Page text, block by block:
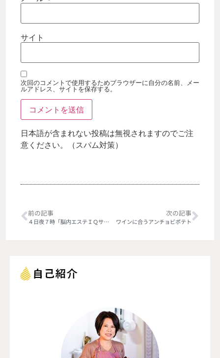
サイト
次回のコメントで使用するためブラウザーに自分の名前、メー
ルアドレス、サイトを保存する。
日本語が含まれない投稿は無視されますのでご注
意ください。（スパム対策）
前の記事
４日夜７時「脳内エステＩＱサプリ」に！
次の記事
ワインに合うアンチョビポテト